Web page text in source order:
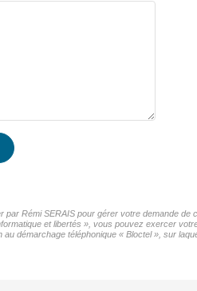
Rémi SERAIS pour gérer votre demande
et libertés », vous pouvez exercer
démarchage téléphonique « Bloctel », sur